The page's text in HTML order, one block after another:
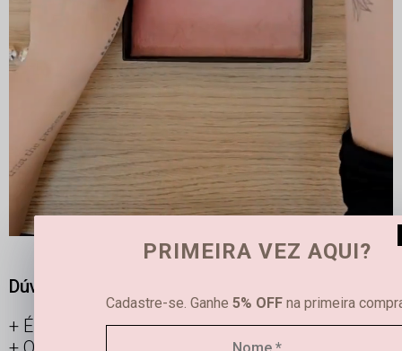
Dúvidas frequentes
É possível limpar joias femininas em casa?
PRIMEIRA VEZ AQUI?
Cadastre-se. Ganhe 5% OFF na primeira